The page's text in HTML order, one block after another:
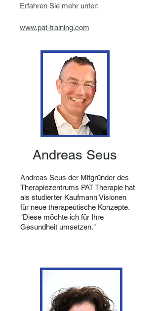
Erfahren Sie mehr unter:
www.pat-training.com
Andreas Seus
Andreas Seus der Mitgründer des
Therapiezentrums PAT Therapie hat
als studierter Kaufmann Visionen
für neue therapeutische Konzepte.
"Diese möchte ich für Ihre
Gesundheit umsetzen."